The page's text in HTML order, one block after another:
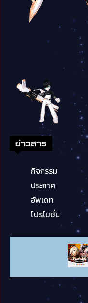
ข่าวสาร
กิจกรรม
ประกาศ
อัพเดท
โปรโมชั่น